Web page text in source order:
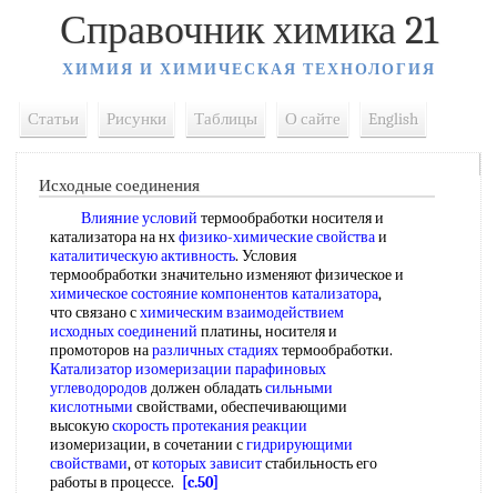
Справочник химика 21
ХИМИЯ И ХИМИЧЕСКАЯ ТЕХНОЛОГИЯ
Статьи Рисунки Таблицы О сайте English
Исходные соединения
Влияние условий термообработки носителя и
катализатора на нхфизико-химические свойстваи
каталитическую активность. Условия
термообработки значительно изменяют физическое и
химическое состояниекомпонентов катализатора,
что связано схимическим взаимодействием
исходных соединений платины, носителя и
промоторов наразличных стадияхтермообработки.
Катализатор изомеризации парафиновых
углеводородов должен обладатьсильными
кислотными свойствами, обеспечивающими
высокуюскорость протекания реакции
изомеризации, в сочетании сгидрирующими
свойствами, откоторых зависитстабильность его
работы в процессе.
[c.50]